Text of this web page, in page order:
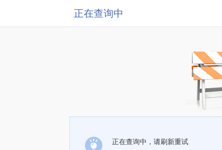
正在查询中
正在查询中，请刷新重试